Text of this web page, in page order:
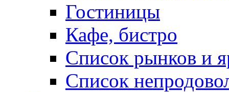
Гостиницы
Кафе, бистро
Cписок рынков и
Список